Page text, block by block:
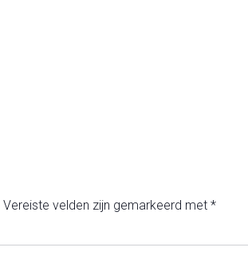
Vereiste velden zijn gemarkeerd met *